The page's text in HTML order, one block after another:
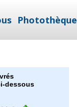
Photothèque